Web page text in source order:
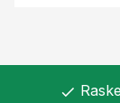
check